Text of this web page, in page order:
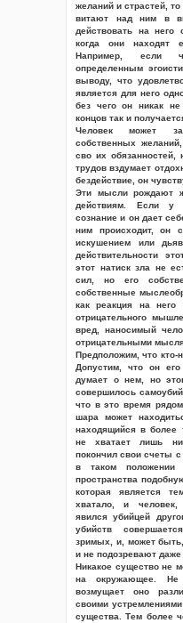
желаний и страстей,
витают над ним в
действовать на него
когда они находят
Например, если
определенным
выводу, что
является для него
без чего он никак
концов так и
Человек может
собственных
сво их обязанностей,
трудов вздумает
бездействие, он
Эти мысли рождают
действиям. Если у
сознание и он дает
ним происходит, он
искушением или
действительности
этот натиск зла не
сил, но его
собственные
как реакция на него
отрицательного
вред, наносимый
отрицательными
Предположим, что кто-
Допустим, что он
думает о нем, но
совершилось
что в это время
шара может
находящийся в более
не хватает лишь
покончил свои счеты
в таком
пространства
которая является
хватало, и человек,
явился убийцей
убийств
зримых, и, может
и не подозревают даже
Никакое существо не
на окружающее. Не
возмущает оно
своими
существа. Тем более